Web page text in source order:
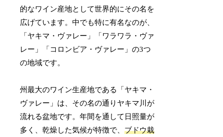
的なワイン産地として世界的にその名を
広げています。中でも特に有名なのが、
「ヤキマ・ヴァレー」「ワラワラ・ヴァ
レー」「コロンビア・ヴァレー」の3つ
の地域です。
州最大のワイン生産地である「ヤキマ・
ヴァレー」は、その名の通りヤキマ川が
流れる盆地です。年間を通して日照量が
多く、乾燥した気候が特徴で、ブドウ栽